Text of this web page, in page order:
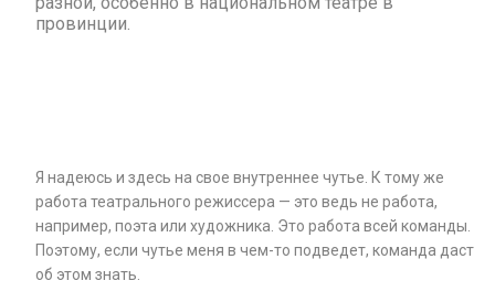
провинции.
Я надеюсь и здесь на свое внутреннее чутье. К тому же
работа театрального режиссера — это ведь не работа,
например, поэта или художника. Это работа всей команды.
Поэтому, если чутье меня в чем-то подведет, команда даст
об этом знать.